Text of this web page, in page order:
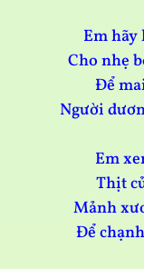
Em
Cho nhẹ
Để
Người
Em
Thịt
Mảnh
Để